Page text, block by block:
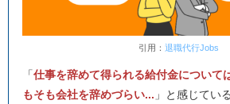
引用： 退職代行Jobs
「仕事を辞めて得られる給付金について
もそも会社を辞めづらい... 」と感じてい